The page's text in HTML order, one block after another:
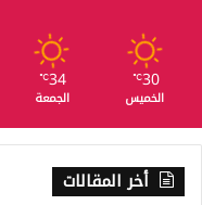
30
℃
الخميس
34
℃
الجمعة
أخر المقالات